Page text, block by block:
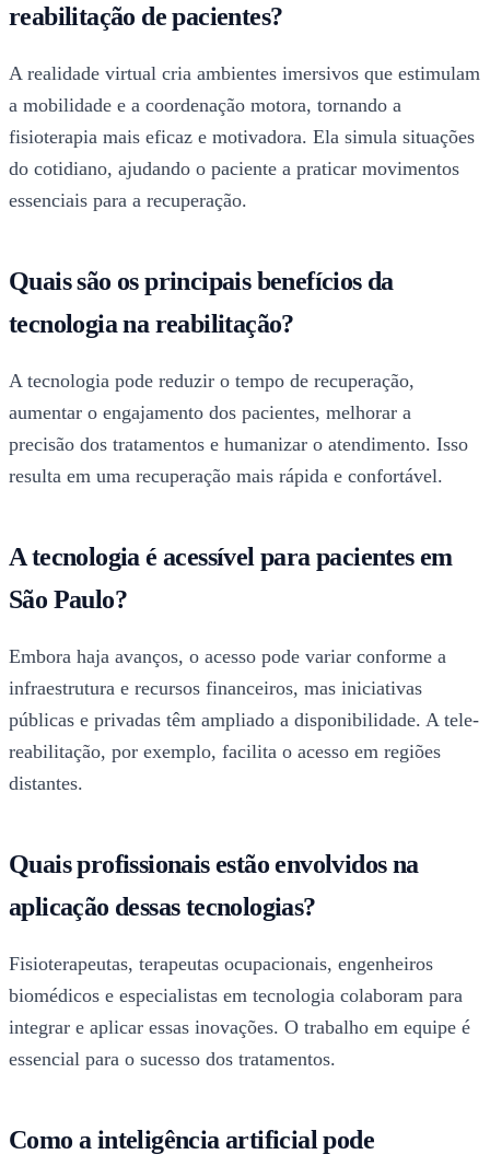
reabilitação de pacientes?
A realidade virtual cria ambientes imersivos que estimulam
a mobilidade e a coordenação motora, tornando a
fisioterapia mais eficaz e motivadora. Ela simula situações
do cotidiano, ajudando o paciente a praticar movimentos
essenciais para a recuperação.
Quais são os principais benefícios da
tecnologia na reabilitação?
A tecnologia pode reduzir o tempo de recuperação,
aumentar o engajamento dos pacientes, melhorar a
precisão dos tratamentos e humanizar o atendimento. Isso
resulta em uma recuperação mais rápida e confortável.
A tecnologia é acessível para pacientes em
São Paulo?
Embora haja avanços, o acesso pode variar conforme a
infraestrutura e recursos financeiros, mas iniciativas
públicas e privadas têm ampliado a disponibilidade. A tele-
reabilitação, por exemplo, facilita o acesso em regiões
distantes.
Quais profissionais estão envolvidos na
aplicação dessas tecnologias?
Fisioterapeutas, terapeutas ocupacionais, engenheiros
biomédicos e especialistas em tecnologia colaboram para
integrar e aplicar essas inovações. O trabalho em equipe é
essencial para o sucesso dos tratamentos.
Como a inteligência artificial pode